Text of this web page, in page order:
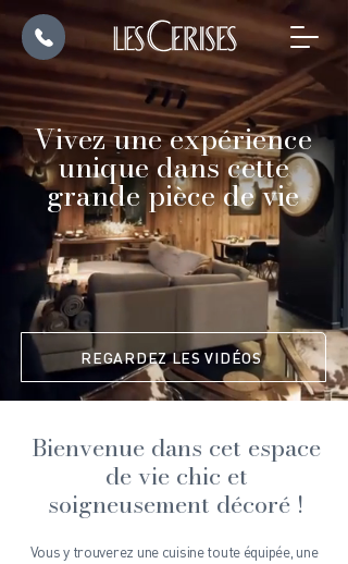
Vivez une expérience
unique dans cette
grande pièce de vie
REGARDEZ LES VIDÉOS
Bienvenue dans cet espace
de vie chic et
soigneusement décoré !
Vous y trouverez une cuisine toute équipée, une